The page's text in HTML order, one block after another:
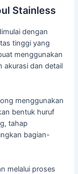
Stainless
dengan
tinggi yang
menggunakan
akurasi dan detail
menggunakan
bentuk huruf
tahap
bagian-
melalui proses